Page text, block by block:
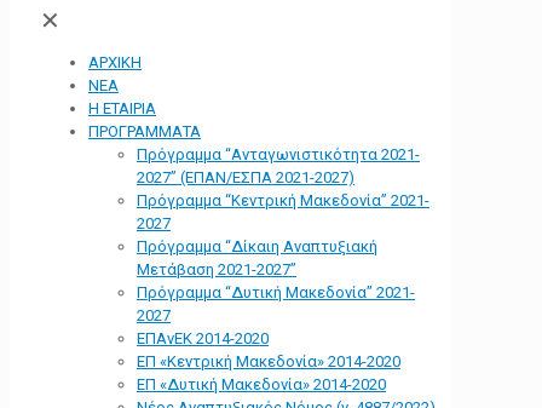
✕
ΑΡΧΙΚΗ
ΝΕΑ
Η ΕΤΑΙΡΙΑ
ΠΡΟΓΡΑΜΜΑΤΑ
Πρόγραμμα “Ανταγωνιστικότητα 2021-
2027” (ΕΠΑΝ/ΕΣΠΑ 2021-2027)
Πρόγραμμα “Κεντρική Μακεδονία” 2021-
2027
Πρόγραμμα “Δίκαιη Αναπτυξιακή
Μετάβαση 2021-2027”
Πρόγραμμα “Δυτική Μακεδονία” 2021-
2027
ΕΠΑνΕΚ 2014-2020
ΕΠ «Kεντρική Μακεδονία» 2014-2020
ΕΠ «Δυτική Μακεδονία» 2014-2020